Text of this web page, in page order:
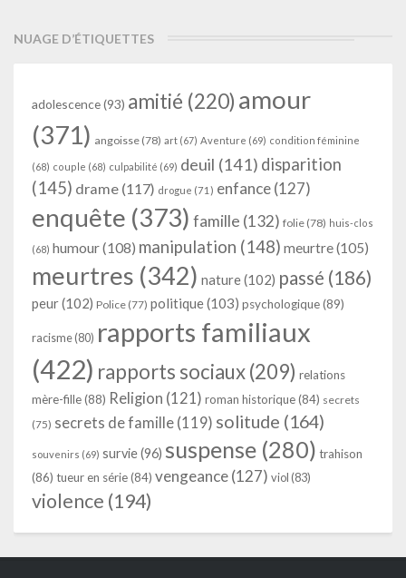
NUAGE D’ÉTIQUETTES
adolescence(93) amitié (220) amour
(371) angoisse (78) art (67) Aventure (69) condition féminine
(68) couple (68) culpabilité (69) deuil (141) disparition
(145) drame (117) drogue (71) enfance(127)
enquête (373) famille (132) folie (78) huis-clos
(68) humour(108) manipulation (148) meurtre(105)
meurtres (342) nature(102) passé (186)
peur(102) Police (77) politique(103) psychologique(89)
racisme (80) rapports familiaux
(422) rapports sociaux(209) relations
mère-fille(88) Religion (121) roman historique(84) secrets
(75) secrets de famille (119) solitude (164)
souvenirs (69) survie(96) suspense (280) trahison
(86) tueur en série(84) vengeance(127) viol (83)
violence (194)